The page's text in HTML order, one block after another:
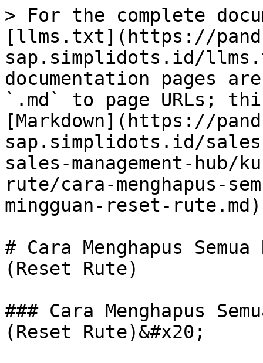
> For the complete
[llms.txt](https://
sap.simplidots.id/
documentation pages
`.md` to page URLs;
[Markdown](https://
sap.simplidots.id/
sales-management-hub/
rute/cara-menghapus-
mingguan-reset-
# Cara Menghapus
(Reset Rute)
### Cara Menghapus
(Reset Rute)&#x20;